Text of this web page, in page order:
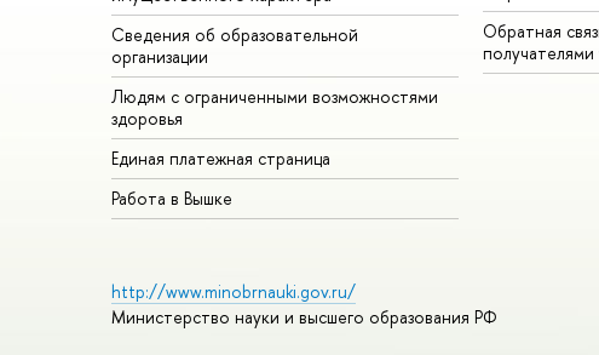
Сведения об образовательной
организации
Людям с ограниченными возможностями
здоровья
Единая платежная страница
Работа в Вышке
Обратная
получателями
http://www.minobrnauki.gov.ru/
Министерство науки и высшего образования РФ